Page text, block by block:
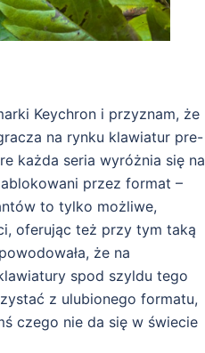
Keychron i przyznam, że
na rynku klawiatur pre-
każda seria wyróżnia się na
przez format –
to tylko możliwe,
oferując też przy tym taką
że na
spod szyldu tego
z ulubionego formatu,
czego nie da się w świecie